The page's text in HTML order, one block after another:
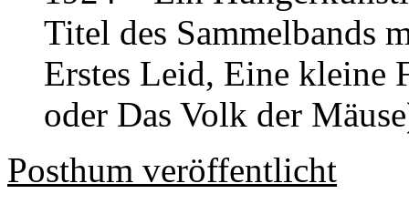
Titel des Sammelbands
Erstes Leid, Eine kleine
oder Das Volk der
Posthum veröffentlicht